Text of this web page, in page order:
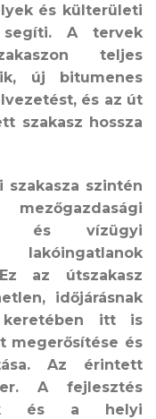
és külterületi
segíti. A tervek
teljes
új bitumenes
és az út
szakasz hossza
szintén
és vízügyi
az útszakasz
időjárásnak
itt is
megerősítése és
Az érintett
A fejlesztés
és a helyi